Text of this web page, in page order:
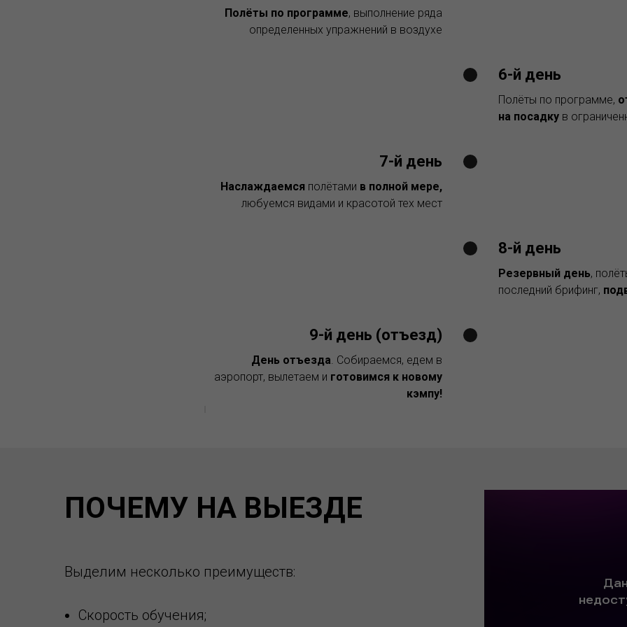
Полёты по программе, выполнение ряда
определенных упражнений в воздухе
6-й день
Полёты по программе,
на посадку в
7-й день
Наслаждаемся полётами в полной мере,
любуемся видами и красотой тех мест
8-й день
Резервный день,
последний брифинг,
9-й день (отъезд)
День отъезда. Собираемся, едем в
аэропорт, вылетаем и готовимся к новому
кэмпу!
ПОЧЕМУ НА ВЫЕЗДЕ
Выделим несколько преимуществ:
Скорость обучения;